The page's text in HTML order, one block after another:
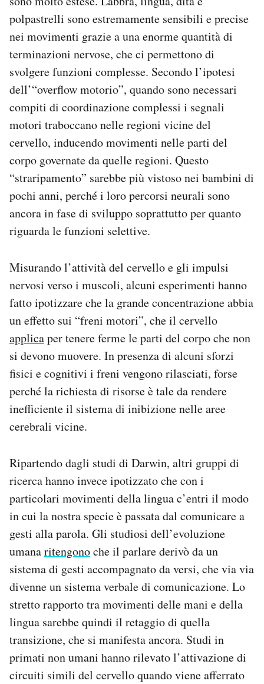
polpastrelli sono estremamente sensibili e precise
nei movimenti grazie a una enorme quantità di
terminazioni nervose, che ci permettono di
svolgere funzioni complesse. Secondo l’ipotesi
dell’“overflow motorio”, quando sono necessari
compiti di coordinazione complessi i segnali
motori traboccano nelle regioni vicine del
cervello, inducendo movimenti nelle parti del
corpo governate da quelle regioni. Questo
“straripamento” sarebbe più vistoso nei bambini di
pochi anni, perché i loro percorsi neurali sono
ancora in fase di sviluppo soprattutto per quanto
riguarda le funzioni selettive.
Misurando l’attività del cervello e gli impulsi
nervosi verso i muscoli, alcuni esperimenti hanno
fatto ipotizzare che la grande concentrazione abbia
un effetto sui “freni motori”, che il cervello
applicaper tenere ferme le parti del corpo che non
si devono muovere. In presenza di alcuni sforzi
fisici e cognitivi i freni vengono rilasciati, forse
perché la richiesta di risorse è tale da rendere
inefficiente il sistema di inibizione nelle aree
cerebrali vicine.
Ripartendo dagli studi di Darwin, altri gruppi di
ricerca hanno invece ipotizzato che con i
particolari movimenti della lingua c’entri il modo
in cui la nostra specie è passata dal comunicare a
gesti alla parola. Gli studiosi dell’evoluzione
umanaritengonoche il parlare derivò da un
sistema di gesti accompagnato da versi, che via via
divenne un sistema verbale di comunicazione. Lo
stretto rapporto tra movimenti delle mani e della
lingua sarebbe quindi il retaggio di quella
transizione, che si manifesta ancora. Studi in
primati non umani hanno rilevato l’attivazione di
circuiti simili del cervello quando viene afferrato